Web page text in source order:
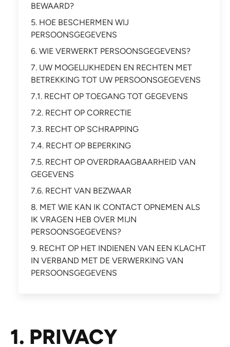
BEWAARD?
5. HOE BESCHERMEN WIJ
PERSOONSGEGEVENS
6. WIE VERWERKT PERSOONSGEGEVENS?
7. UW MOGELIJKHEDEN EN RECHTEN MET
BETREKKING TOT UW PERSOONSGEGEVENS
7.1. RECHT OP TOEGANG TOT GEGEVENS
7.2. RECHT OP CORRECTIE
7.3. RECHT OP SCHRAPPING
7.4. RECHT OP BEPERKING
7.5. RECHT OP OVERDRAAGBAARHEID VAN
GEGEVENS
7.6. RECHT VAN BEZWAAR
8. MET WIE KAN IK CONTACT OPNEMEN ALS
IK VRAGEN HEB OVER MIJN
PERSOONSGEGEVENS?
9. RECHT OP HET INDIENEN VAN EEN KLACHT
IN VERBAND MET DE VERWERKING VAN
PERSOONSGEGEVENS
1. PRIVACY